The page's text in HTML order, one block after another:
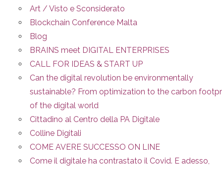
Art / Visto e Sconsiderato
Blockchain Conference Malta
Blog
BRAINS meet DIGITAL ENTERPRISES
CALL FOR IDEAS & START UP
Can the digital revolution be environmentally
sustainable? From optimization to the carbon
of the digital world
Cittadino al Centro della PA Digitale
Colline Digitali
COME AVERE SUCCESSO ON LINE
Come il digitale ha contrastato il Covid. E adesso,